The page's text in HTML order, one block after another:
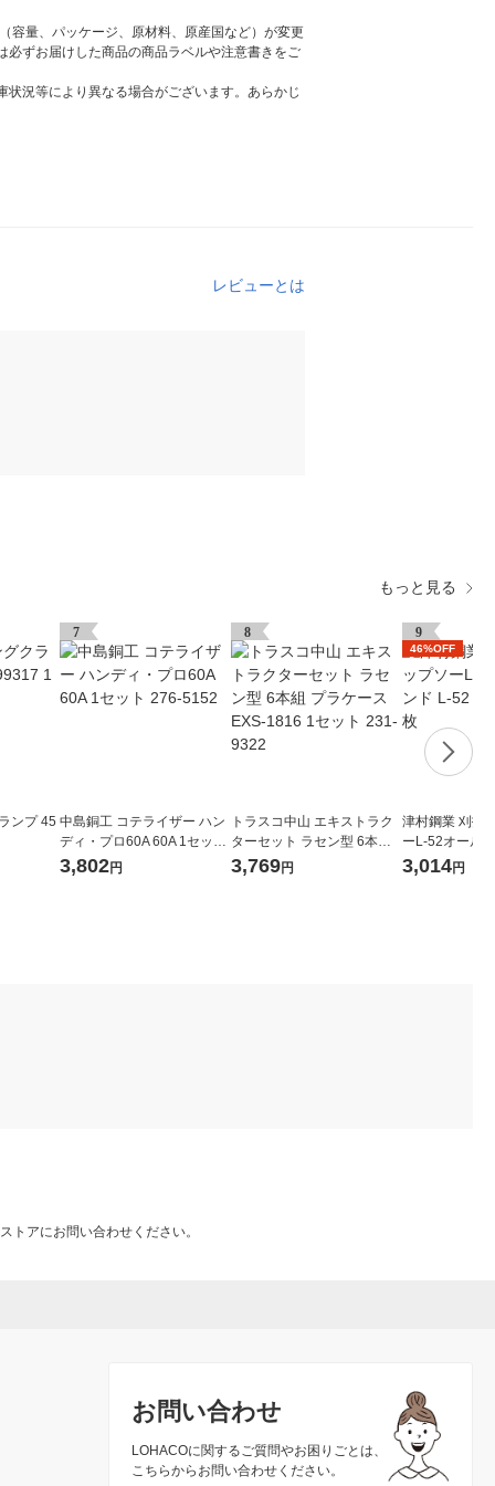
容量、パッケージ、原材料、原産国など）が変更
ずお届けした商品の商品ラベルや注意書きをご
況等により異なる場合がございます。あらかじ
レビューとは
もっと見る
ンプ 45
7
中島銅工 コテライザー ハン
ディ・プロ60A 60A 1セット
276-5152
3,802円
8
トラスコ中山 エキストラク
ターセット ラセン型 6本組
プラケース EXS-1816 1セッ
3,769円
9
46%OFF
津村鋼業 刈払
ーL-52オール
255×2.0×52 1
3,014円
トアにお問い合わせください。
お問い合わせ
LOHACOに関するご質問やお困りごとは、
こちらからお問い合わせください。